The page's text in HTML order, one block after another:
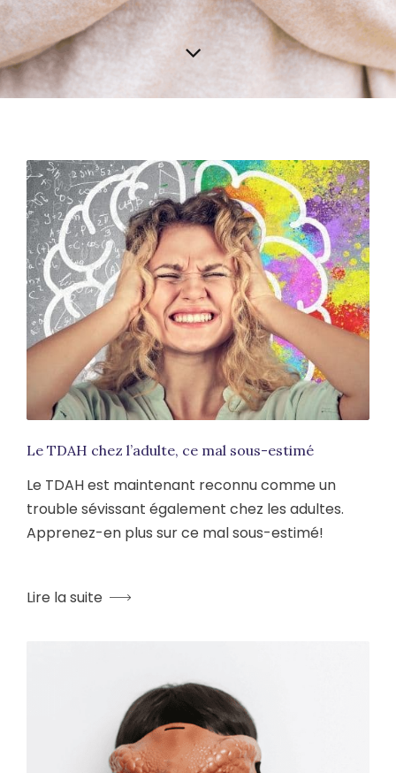
Le TDAH chez l’adulte, ce mal sous-estimé
Le TDAH est maintenant reconnu comme un
trouble sévissant également chez les adultes.
Apprenez-en plus sur ce mal sous-estimé!
Lire la suite